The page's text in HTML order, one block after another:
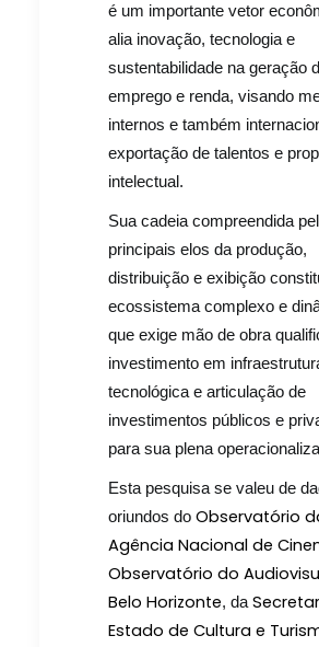
é um importante vetor
alia inovação, tecnologia e
sustentabilidade na geração
emprego e renda, visando
internos e também
exportação de talentos e
intelectual.
Sua cadeia compreendida
principais elos da produção,
distribuição e exibição
ecossistema complexo e
que exige mão de obra
investimento em
tecnológica e articulação de
investimentos públicos e
para sua plena
Esta pesquisa se valeu de
oriundos do Observatório
Agência Nacional de
Observatório do
Belo Horizonte, da
Estado de Cultura e